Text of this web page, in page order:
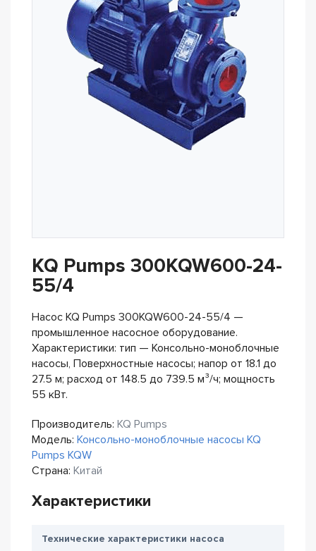
KQ Pumps 300KQW600-24-
55/4
Насос KQ Pumps 300KQW600-24-55/4 —
промышленное насосное оборудование.
Характеристики: тип — Консольно-моноблочные
насосы, Поверхностные насосы; напор от 18.1 до
27.5 м; расход от 148.5 до 739.5 м³/ч; мощность
55 кВт.
Производитель: KQ Pumps
Модель: Консольно-моноблочные насосы KQ
Pumps KQW
Страна: Китай
Характеристики
Технические характеристики насоса